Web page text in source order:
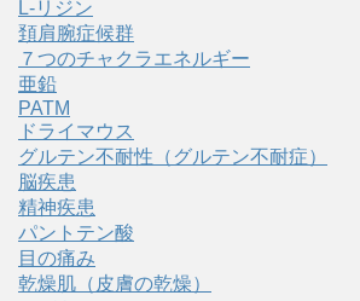
L-リジン
頚肩腕症候群
７つのチャクラエネルギー
亜鉛
PATM
ドライマウス
グルテン不耐性（グルテン不耐症）
脳疾患
精神疾患
パントテン酸
目の痛み
乾燥肌（皮膚の乾燥）